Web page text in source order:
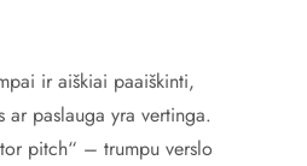
ir aiškiai paaiškinti,
ar paslauga yra vertinga.
pitch“ – trumpu verslo